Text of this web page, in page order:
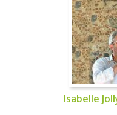
Isabelle